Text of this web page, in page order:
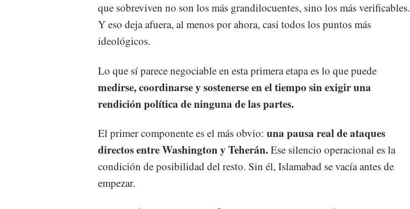
que sobreviven no son los más grandilocuentes, sino los más verificables.
Y eso deja afuera, al menos por ahora, casi todos los puntos más
ideológicos.
Lo que sí parece negociable en esta primera etapa es lo que puede
medirse, coordinarse y sostenerse en el tiempo sin exigir una
rendición política de ninguna de las partes.
El primer componente es el más obvio: una pausa real de ataques
directos entre Washington y Teherán.Ese silencio operacional es la
condición de posibilidad del resto. Sin él, Islamabad se vacía antes de
empezar.